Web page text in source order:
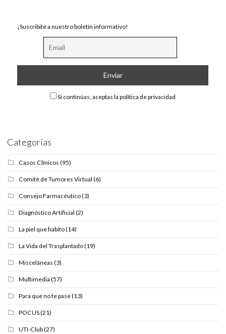
¡Suscribite a nuestro boletín informativo!
Si continúas, aceptas la política de privacidad
Categorías
Casos Clínicos (95)
Comité de Tumores Virtual (6)
Consejo Farmacéutico(3)
Diagnóstico Artificial (2)
La piel que habito(14)
La Vida del Trasplantado(19)
Misceláneas (3)
Multimedia (57)
Para que no te pase(13)
POCUS(21)
UTI-Club(27)